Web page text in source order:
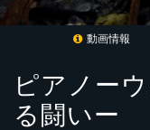
動画情報
ピアノー
る闘いー